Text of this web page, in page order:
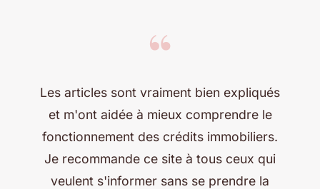
“
Les articles sont vraiment bien expliqués
et m'ont aidée à mieux comprendre le
fonctionnement des crédits immobiliers.
Je recommande ce site à tous ceux qui
veulent s'informer sans se prendre la